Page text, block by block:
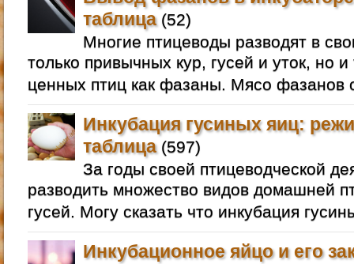
таблица(52)
Многие птицеводы разводят в
только привычных кур, гусей и уток, но
ценных птиц как фазаны. Мясо фазанов
Инкубация гусиных яиц:
таблица(597)
За годы своей птицеводческой
разводить множество видов домашней
гусей. Могу сказать что инкубация
Инкубационное яйцо и его